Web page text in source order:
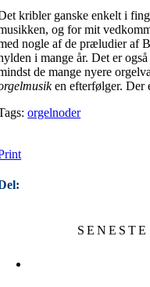
kribler ganske enkelt i
og for mit
nogle af de præludier af
i mange år. Det er
de mange nyere
en efterfølger. Der
orgelnoder